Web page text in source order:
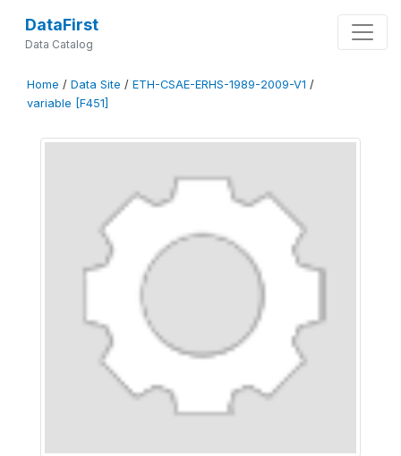
DataFirst
Data Catalog
Home / Data Site / ETH-CSAE-ERHS-1989-2009-V1 /
variable [F451]